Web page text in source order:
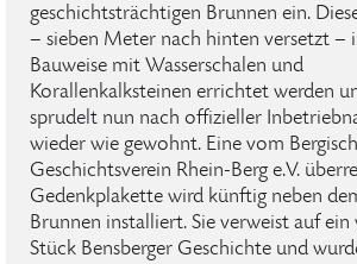
geschichtsträchtigen Brunnen ein.
– sieben Meter nach hinten versetzt –
Bauweise mit Wasserschalen und
Korallenkalksteinen errichtet werden
sprudelt nun nach offizieller
wieder wie gewohnt. Eine vom
Geschichtsverein Rhein-Berg e.V.
Gedenkplakette wird künftig neben
Brunnen installiert. Sie verweist auf ein
Stück Bensberger Geschichte und